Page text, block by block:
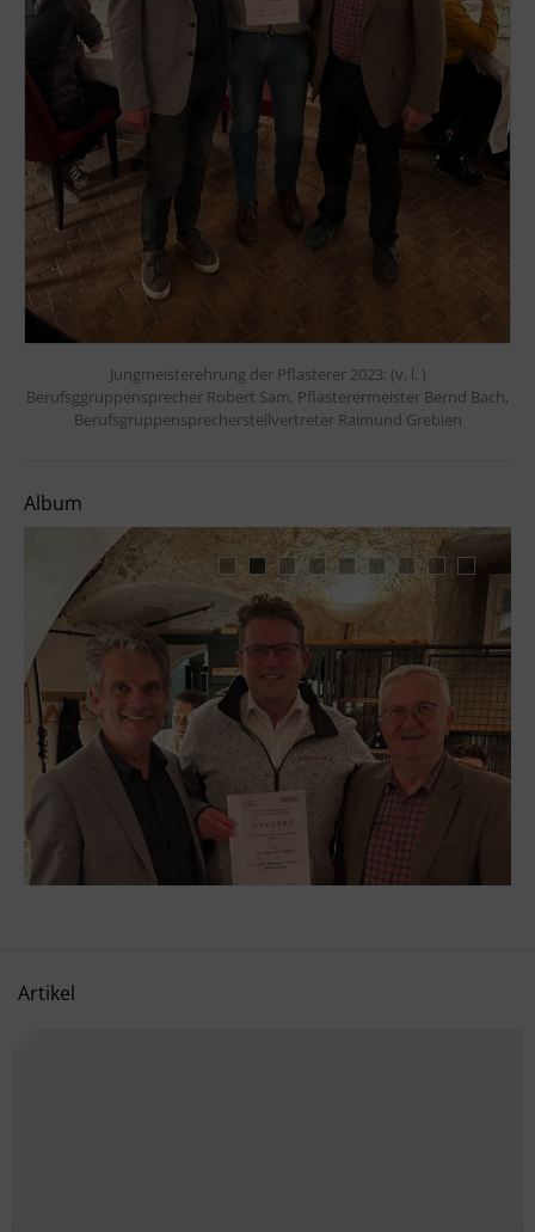
Jungmeisterehrung der Pflasterer 2023: (v. l. )
Berufsggruppensprecher Robert Sam, Pflasterermeister Bernd Bach,
Berufsgruppensprecherstellvertreter Raimund Grebien
Album
Artikel